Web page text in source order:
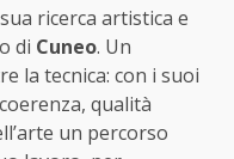
ricerca artistica e
di Cuneo. Un
la tecnica: con i suoi
qualità
un percorso